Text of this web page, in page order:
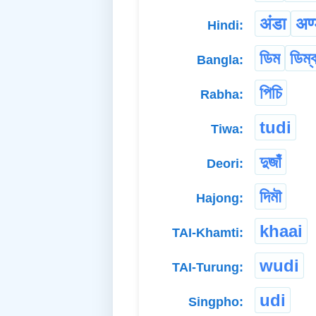
Hindi: अंडा
Bangla: ডিম
Rabha: পিচি
Tiwa: tudi
Deori: দুজাঁ
Hajong: দিমৗ
TAI-Khamti: khaai
TAI-Turung: wudi
Singpho: udi